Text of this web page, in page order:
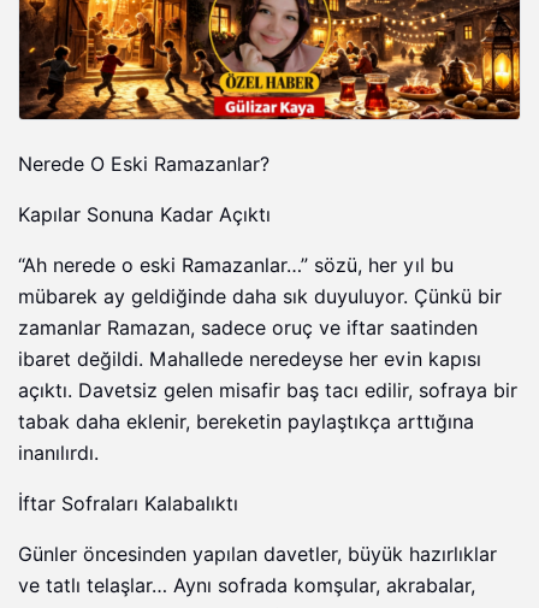
Nerede O Eski Ramazanlar?
Kapılar Sonuna Kadar Açıktı
“Ah nerede o eski Ramazanlar…” sözü, her yıl bu
mübarek ay geldiğinde daha sık duyuluyor. Çünkü bir
zamanlar Ramazan, sadece oruç ve iftar saatinden
ibaret değildi. Mahallede neredeyse her evin kapısı
açıktı. Davetsiz gelen misafir baş tacı edilir, sofraya bir
tabak daha eklenir, bereketin paylaştıkça arttığına
inanılırdı.
İftar Sofraları Kalabalıktı
Günler öncesinden yapılan davetler, büyük hazırlıklar
ve tatlı telaşlar… Aynı sofrada komşular, akrabalar,